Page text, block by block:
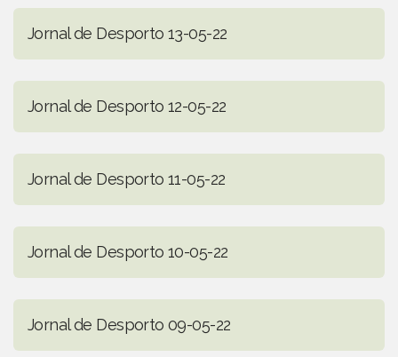
Jornal de Desporto 13-05-22
Jornal de Desporto 12-05-22
Jornal de Desporto 11-05-22
Jornal de Desporto 10-05-22
Jornal de Desporto 09-05-22